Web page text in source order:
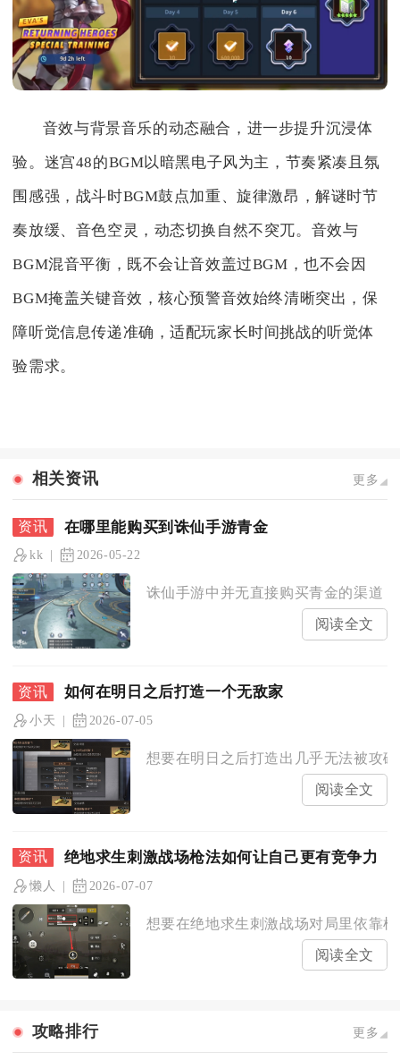
音效与背景音乐的动态融合，进一步提升沉浸体
验。迷宫48的BGM以暗黑电子风为主，节奏紧凑且氛
围感强，战斗时BGM鼓点加重、旋律激昂，解谜时节
奏放缓、音色空灵，动态切换自然不突兀。音效与
BGM混音平衡，既不会让音效盖过BGM，也不会因
BGM掩盖关键音效，核心预警音效始终清晰突出，保
障听觉信息传递准确，适配玩家长时间挑战的听觉体
验需求。
相关资讯 更多
在哪里能购买到诛仙手游青金
kk 2026-05-22
诛仙手游中并无直接购买青金的渠道
阅读全文
如何在明日之后打造一个无敌家
小天 2026-07-05
想要在明日之后打造出几乎无法被攻
阅读全文
绝地求生刺激战场枪法如何让自己更有竞争力
懒人 2026-07-07
想要在绝地求生刺激战场对局里依靠
阅读全文
攻略排行 更多